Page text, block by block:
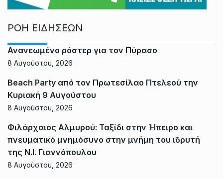
ΡΟΗ ΕΙΔΗΣΕΩΝ
Ανανεωμένο ρόστερ για τον Πύρασο
8 Αυγούστου, 2026
Beach Party από τον Πρωτεσίλαο Πτελεού την
Κυριακή 9 Αυγούστου
8 Αυγούστου, 2026
Φιλάρχαιος Αλμυρού: Ταξίδι στην Ήπειρο και
πνευματικό μνημόσυνο στην μνήμη του ιδρυτή
της Ν.Ι. Γιαννόπουλου
8 Αυγούστου, 2026